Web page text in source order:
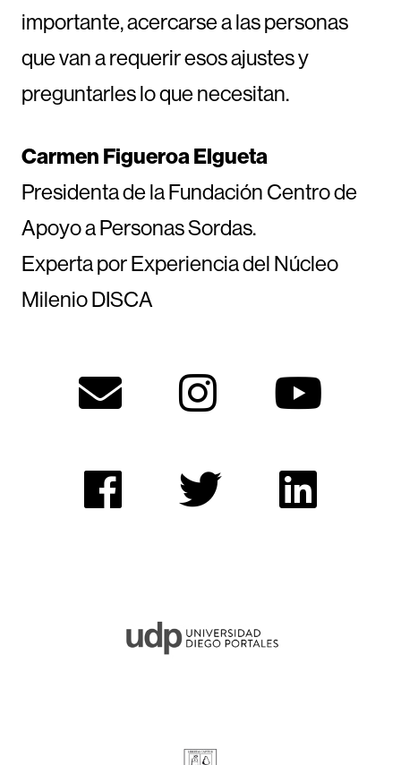
importante, acercarse a las personas
que van a requerir esos ajustes y
preguntarles lo que necesitan.
Carmen Figueroa Elgueta
Presidenta de la Fundación Centro de
Apoyo a Personas Sordas.
Experta por Experiencia del Núcleo
Milenio DISCA